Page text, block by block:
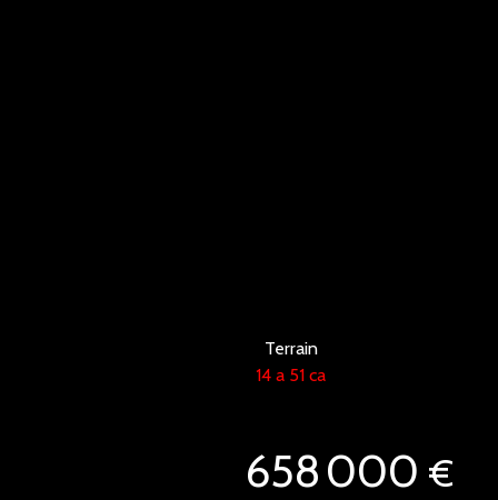
Terrain
14 a 51 ca
658 000 €